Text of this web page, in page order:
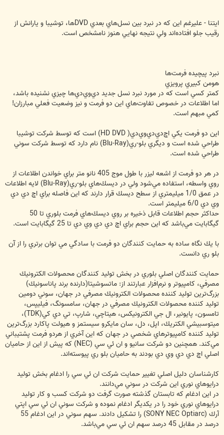
ايتنا - عليرغم اين كه در نبرد بين نسل‌هاي بعدي DVDها، توشيبا و يارانش از
رقيب جلو افتاده‌اند ولي نتيجه نهايي هنوز نامشخص است.
نبرد پيچيده فرمت‌ها
هومن كبيري پرويزي
كمتر كسي است كه در مورد نبرد نسل جديد دي‌وي‌دي‌ها چيزي نشنيده باشد،
اما اطلاعات در خصوص تفاوت‌هاي اين دو فرمت و نيز وضعيت فعلي مبارزان!
كمي مبهم است.
اين دو فرمت يكي اچ‌دي‌دي‌وي‌دي( HD DVD) است كه توسط شركت توشيبا
طراحي شده است و ديگري بلو-ري(Blu-Ray) نام دارد كه توسط شركت سوني
طراحي شده است.
در هر دو فرمت از اشعه ليزر با طول موج 405 نانو متر براي خواندن اطلاعات از
روي واسطه، استفاده مي‌شود ولي در ديسك‌هاي بلو-ري(Blu-Ray) لايه اطلاعات
در عمق 1/0 ميليمتري از سطح ديسك قرار دارند كه اين فاصله براي اچ دي دي
وي دي 6/0 ميليمتر است.
حداكثر حجم اطلاعات قابل ذخيره بر روي ديسك‌هاي فرمت بلوري تا 50
گيگابايت مي‌باشد كه اين حجم براي اچ دي دي وي دي تا 25 گيگابايت است.
با يك نگاه ساده به حمايت كنندگان دو فرمت با سادگي مي توان برتري را از آن
بلو ري دانست.
حمايت كنندگان اصلي بلوري در بخش توليد كنندگان محصولات الكترونيك
مصرفي، كامپيوتر و نرم‌افزار عبارتند از: ماتسوشيتا(دارنده برند پاناسونيك)
بزرگ‌ترين توليد كننده محصولات الكترونيك مصرفي در جهان، سوني دومين
توليد كننده محصولات الكترونيك مصرفي در جهان، سامسونگ، فيليپس،
تامسون، پايونير، ال جي الكترونيكس، هيتاچي، شارپ، تي دي كي(TDK)،
ميتوسبيشي الكتريك، اپل، دل، سان مايكرو سيستمز و هيولت پاكارد بزرگ‌ترين
توليد كننده كامپيوترهاي شخصي در جهان كه اين آخري از هردو فرمت پشتيباني
مي‌كند. همچنين دو شركت سانيو و ان ئي سي (NEC) كه پيش از اين از حاميان
اصلي اچ دي دي وي دي بودند به حاميان بلو ري پيوسته‌اند.
كارشناسان دليل اصلي تغيير حمايت شركت ان ئي سي را ادغام بخش توليد
درايوهاي نوري اين شركت در سوني مي‌دانند.
در اين ادغام كه تابستان گذشته صورت گرفت دو شركت كسب و كار توليد
درايوهاي نوري خود را در يكديگر ادغام نموده و شركت سوني ان ئي سي اپتي
آرك (SONY NEC Optiarc) را تشكيل دادند. سهم سوني در اين ادغام 55
درصد در مقابل 45 درصد سهم ان ئي سي مي‌باشد.